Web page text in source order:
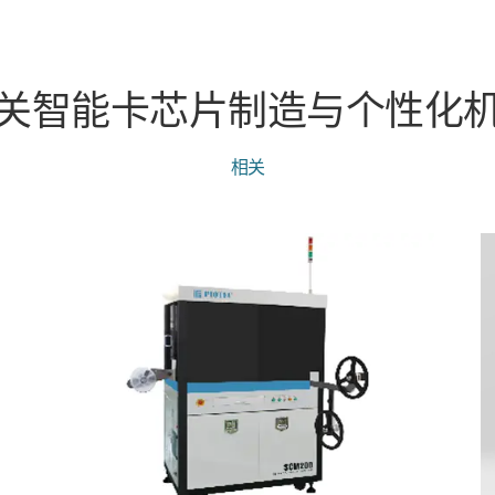
智能卡芯片制造与个性化
相关